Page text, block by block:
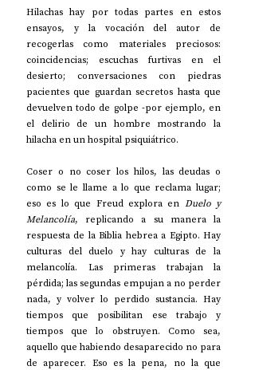
Hilachas hay por todas partes en estos
ensayos, y la vocación del autor de
recogerlas como materiales preciosos:
coincidencias; escuchas furtivas en el
desierto; conversaciones con piedras
pacientes que guardan secretos hasta que
devuelven todo de golpe -por ejemplo, en
el delirio de un hombre mostrando la
hilacha en un hospital psiquiátrico.
Coser o no coser los hilos, las deudas o
como se le llame a lo que reclama lugar;
eso es lo que Freud explora en Duelo y
Melancolía, replicando a su manera la
respuesta de la Biblia hebrea a Egipto. Hay
culturas del duelo y hay culturas de la
melancolía. Las primeras trabajan la
pérdida; las segundas empujan a no perder
nada, y volver lo perdido sustancia. Hay
tiempos que posibilitan ese trabajo y
tiempos que lo obstruyen. Como sea,
aquello que habiendo desaparecido no para
de aparecer. Eso es la pena, no la que